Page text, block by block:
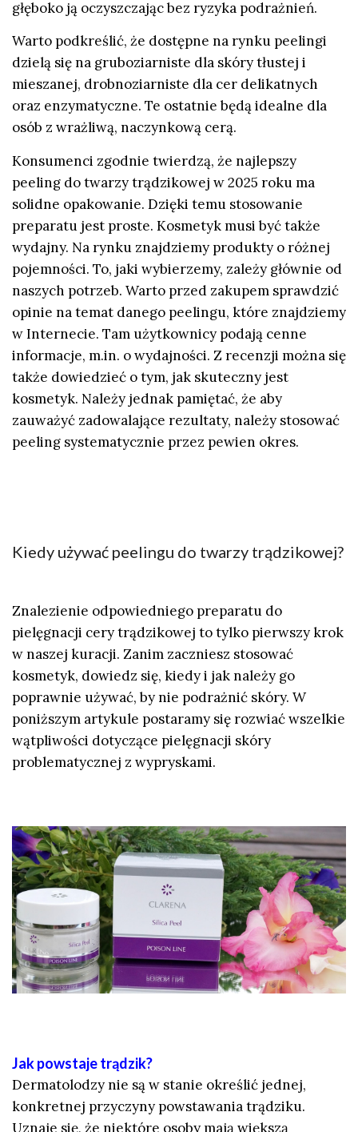
głęboko ją oczyszczając bez ryzyka podrażnień.
Warto podkreślić, że dostępne na rynku peelingi
dzielą się na gruboziarniste dla skóry tłustej i
mieszanej, drobnoziarniste dla cer delikatnych
oraz enzymatyczne. Te ostatnie będą idealne dla
osób z wrażliwą, naczynkową cerą.
Konsumenci zgodnie twierdzą, że najlepszy
peeling do twarzy trądzikowej w 2025 roku ma
solidne opakowanie. Dzięki temu stosowanie
preparatu jest proste. Kosmetyk musi być także
wydajny. Na rynku znajdziemy produkty o różnej
pojemności. To, jaki wybierzemy, zależy głównie od
naszych potrzeb. Warto przed zakupem sprawdzić
opinie na temat danego peelingu, które znajdziemy
w Internecie. Tam użytkownicy podają cenne
informacje, m.in. o wydajności. Z recenzji można się
także dowiedzieć o tym, jak skuteczny jest
kosmetyk. Należy jednak pamiętać, że aby
zauważyć zadowalające rezultaty, należy stosować
peeling systematycznie przez pewien okres.
Kiedy używać peelingu do twarzy trądzikowej?
Znalezienie odpowiedniego preparatu do
pielęgnacji cery trądzikowej to tylko pierwszy krok
w naszej kuracji. Zanim zaczniesz stosować
kosmetyk, dowiedz się, kiedy i jak należy go
poprawnie używać, by nie podrażnić skóry. W
poniższym artykule postaramy się rozwiać wszelkie
wątpliwości dotyczące pielęgnacji skóry
problematycznej z wypryskami.
Jak powstaje trądzik?
Dermatolodzy nie są w stanie określić jednej,
konkretnej przyczyny powstawania trądziku.
Uznaje się, że niektóre osoby mają większą